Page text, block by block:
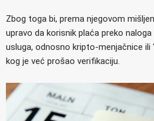
Zbog toga bi, prema njegovom
upravo da korisnik plaća preko
usluga, odnosno kripto-menjačnice ili
kog je već prošao verifikaciju.